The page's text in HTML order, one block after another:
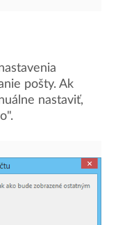
pošty. Ak
nastaviť,